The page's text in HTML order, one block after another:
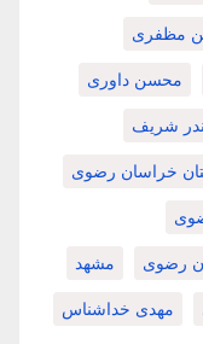
مظفری
محسن داوری
شریف
خراسان رضوی
رضوی مشهد
مهدی خداشناس